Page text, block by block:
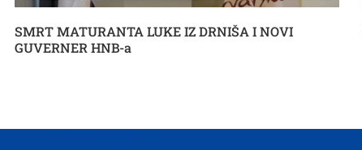
SMRT MATURANTA LUKE IZ DRNIŠA I NOVI
GUVERNER HNB-a